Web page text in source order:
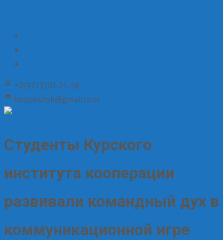
+7(4712)70-21-18
koopkursk@gmail.com
Студенты Курского
института кооперации
развивали командный дух в
коммуникационной игре